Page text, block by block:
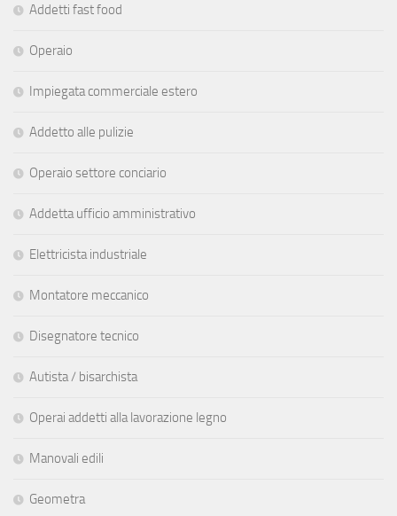
Addetti fast food
Operaio
Impiegata commerciale estero
Addetto alle pulizie
Operaio settore conciario
Addetta ufficio amministrativo
Elettricista industriale
Montatore meccanico
Disegnatore tecnico
Autista / bisarchista
Operai addetti alla lavorazione legno
Manovali edili
Geometra